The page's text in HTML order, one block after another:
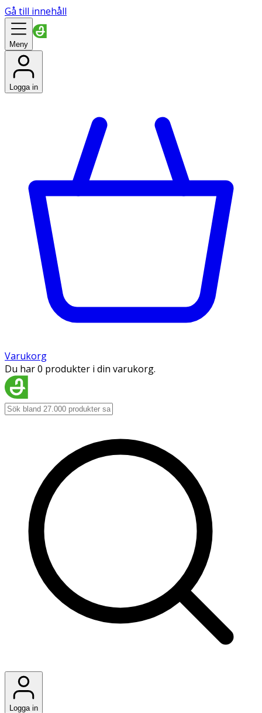
Gå till innehåll
Meny
Logga in
Varukorg
Du har 0 produkter i din varukorg.
Logga in